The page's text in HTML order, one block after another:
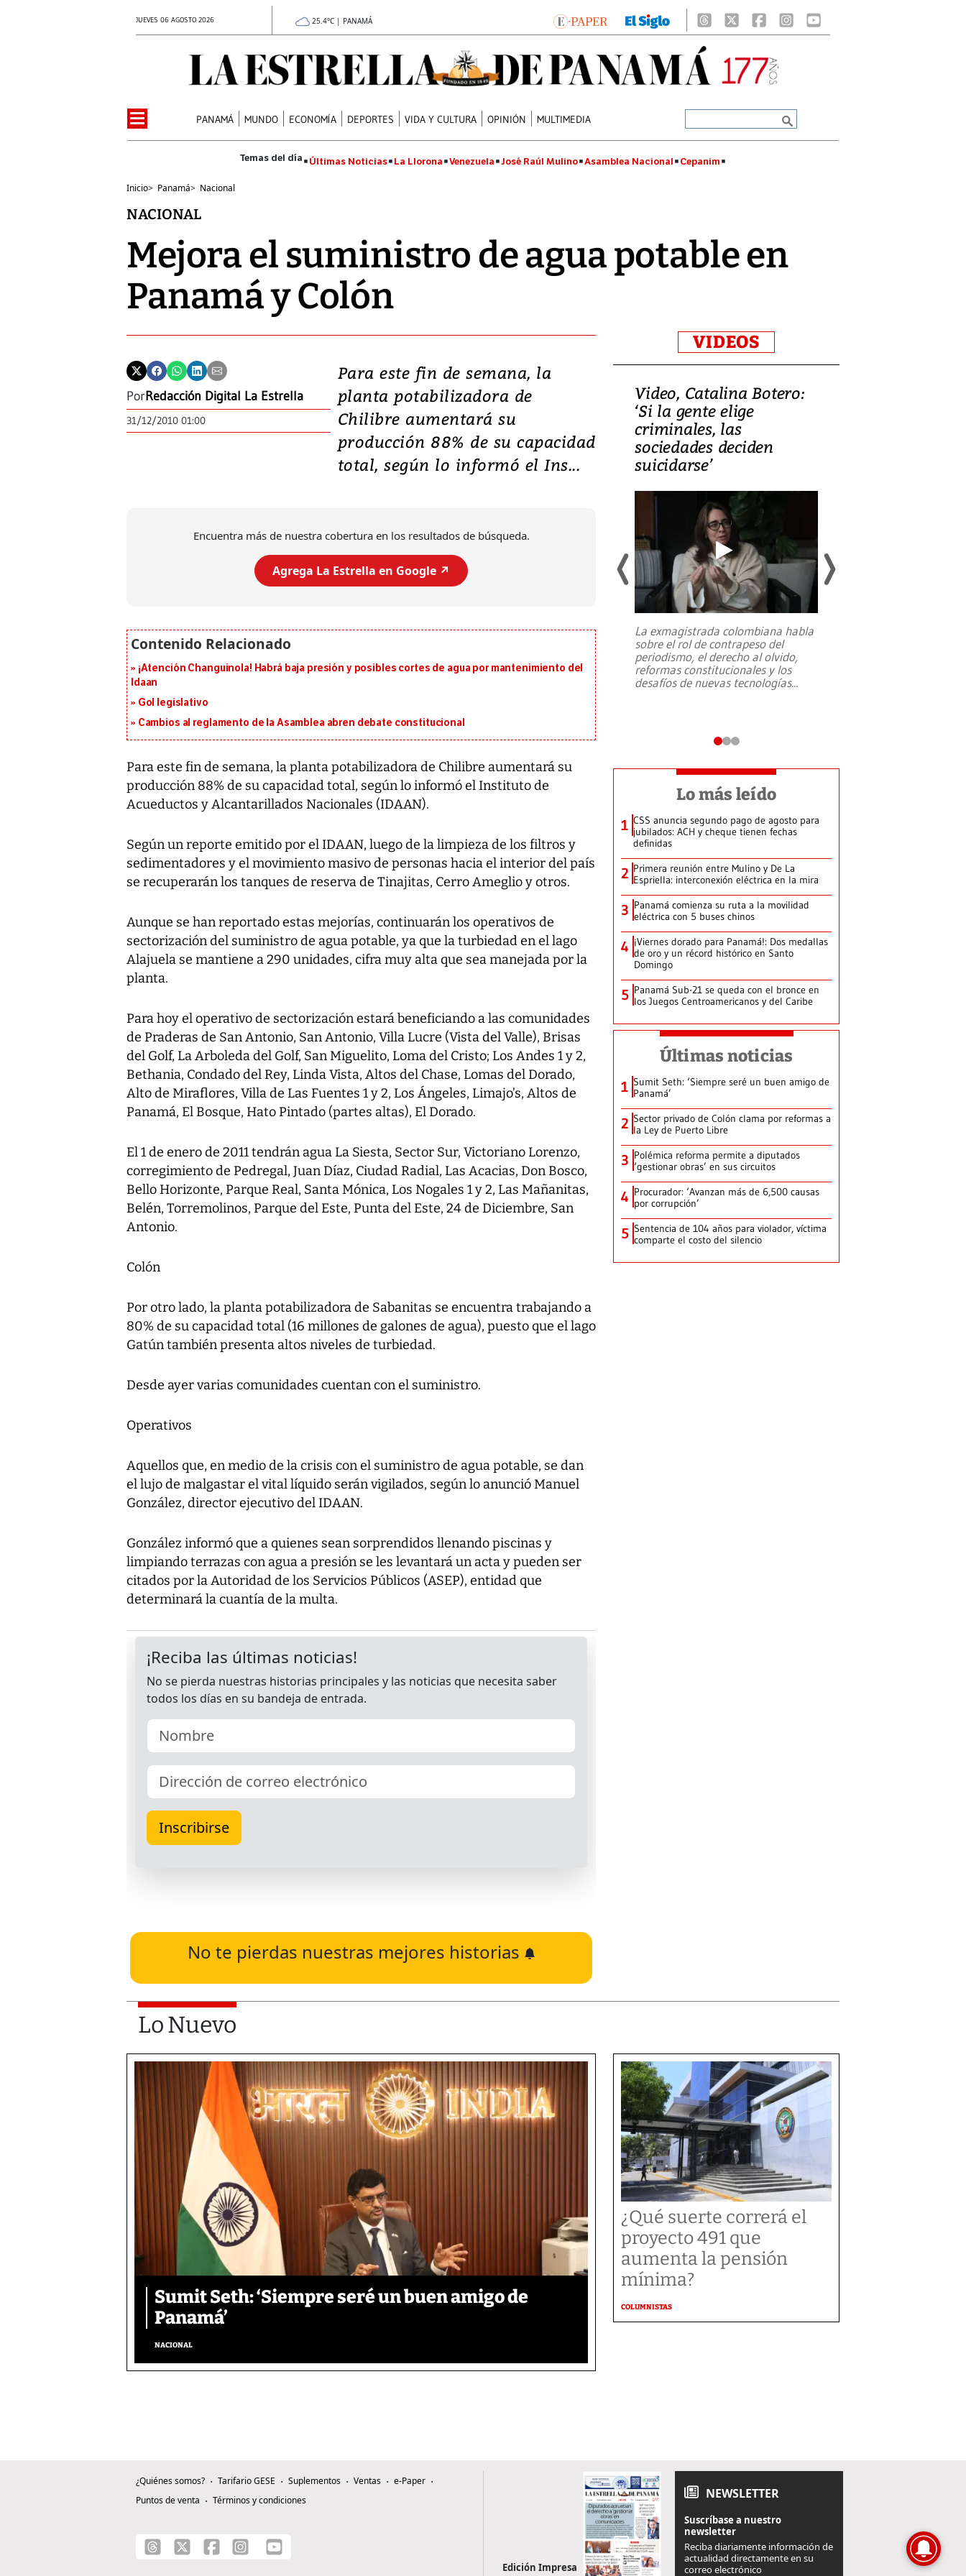
JUEVES 06 AGOSTO 2026 25.4°C | PANAMÁ
PANAMÁ MUNDO ECONOMÍA DEPORTES VIDA Y CULTURA OPINIÓN MULTIMEDIA
Últimas Noticias La Llorona Venezuela José Raúl Mulino Asamblea Nacional Cepanim
Inicio> Panamá> Nacional
NACIONAL
Mejora el suministro de agua potable en
Panamá y Colón
PorRedacción Digital La Estrella
31/12/2010 01:00
Para este fin de semana, la
planta potabilizadora de
Chilibre aumentará su
producción 88% de su capacidad
total, según lo informó el Ins...
Encuentra más de nuestra cobertura en los resultados de búsqueda.
Agrega La Estrella en Google ↗️
¡Atención Changuinola! Habrá baja presión y posibles cortes de agua por mantenimiento del
Idaan
Gol legislativo
Cambios al reglamento de la Asamblea abren debate constitucional
Para este fin de semana, la planta potabilizadora de Chilibre aumentará su
producción 88% de su capacidad total, según lo informó el Instituto de
Acueductos y Alcantarillados Nacionales (IDAAN).
Según un reporte emitido por el IDAAN, luego de la limpieza de los filtros y
sedimentadores y el movimiento masivo de personas hacia el interior del país
se recuperarán los tanques de reserva de Tinajitas, Cerro Ameglio y otros.
Aunque se han reportado estas mejorías, continuarán los operativos de
sectorización del suministro de agua potable, ya que la turbiedad en el lago
Alajuela se mantiene a 290 unidades, cifra muy alta que sea manejada por la
planta.
Para hoy el operativo de sectorización estará beneficiando a las comunidades
de Praderas de San Antonio, San Antonio, Villa Lucre (Vista del Valle), Brisas
del Golf, La Arboleda del Golf, San Miguelito, Loma del Cristo; Los Andes 1 y 2,
Bethania, Condado del Rey, Linda Vista, Altos del Chase, Lomas del Dorado,
Alto de Miraflores, Villa de Las Fuentes 1 y 2, Los Ángeles, Limajo’s, Altos de
Panamá, El Bosque, Hato Pintado (partes altas), El Dorado.
El 1 de enero de 2011 tendrán agua La Siesta, Sector Sur, Victoriano Lorenzo,
corregimiento de Pedregal, Juan Díaz, Ciudad Radial, Las Acacias, Don Bosco,
Bello Horizonte, Parque Real, Santa Mónica, Los Nogales 1 y 2, Las Mañanitas,
Belén, Torremolinos, Parque del Este, Punta del Este, 24 de Diciembre, San
Antonio.
Colón
Por otro lado, la planta potabilizadora de Sabanitas se encuentra trabajando a
80% de su capacidad total (16 millones de galones de agua), puesto que el lago
Gatún también presenta altos niveles de turbiedad.
Desde ayer varias comunidades cuentan con el suministro.
Operativos
Aquellos que, en medio de la crisis con el suministro de agua potable, se dan
el lujo de malgastar el vital líquido serán vigilados, según lo anunció Manuel
González, director ejecutivo del IDAAN.
González informó que a quienes sean sorprendidos llenando piscinas y
limpiando terrazas con agua a presión se les levantará un acta y pueden ser
citados por la Autoridad de los Servicios Públicos (ASEP), entidad que
determinará la cuantía de la multa.
No te pierdas nuestras mejores historias
VIDEOS
Video, Japón: Terremoto
deja heridos y graves
daños en Kumamoto
al sur de Japón, provocando una
Video, Catalina Botero:
‘Si la gente elige
criminales, las
sociedades deciden
suicidarse’
La exmagistrada colombiana habla
sobre el rol de contrapeso del
periodismo, el derecho al olvido,
reformas constitucionales y los
desafíos de nuevas tecnologías...
Lo más leído
1 CSS anuncia segundo pago de agosto para
jubilados: ACH y cheque tienen fechas
definidas
2 Primera reunión entre Mulino y De La
Espriella: interconexión eléctrica en la mira
3 Panamá comienza su ruta a la movilidad
eléctrica con 5 buses chinos
4 ¡Viernes dorado para Panamá!: Dos medallas
de oro y un récord histórico en Santo
Domingo
5 Panamá Sub-21 se queda con el bronce en
los Juegos Centroamericanos y del Caribe
Últimas noticias
1 Sumit Seth: ‘Siempre seré un buen amigo de
Panamá’
2 Sector privado de Colón clama por reformas a
la Ley de Puerto Libre
3 Polémica reforma permite a diputados
‘gestionar obras’ en sus circuitos
4 Procurador: ‘Avanzan más de 6,500 causas
por corrupción’
5 Sentencia de 104 años para violador, víctima
comparte el costo del silencio
Lo Nuevo
Sumit Seth: ‘Siempre seré un buen amigo de
Panamá’
NACIONAL
¿Qué suerte correrá el
proyecto 491 que
aumenta la pensión
mínima?
COLUMNISTAS
¿Quiénes somos? Tarifario GESE Suplementos Ventas
e-Paper
Puntos de venta
Términos y condiciones
Edición Impresa
NEWSLETTER
Suscríbase a nuestro
newsletter
Reciba diariamente información de
actualidad directamente en su
correo electrónico